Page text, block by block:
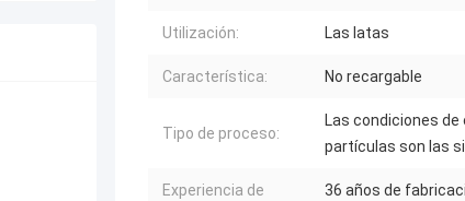
Utilización: Las latas
Característica: No recargable
Tipo de proceso:
Las condiciones de
partículas son las
Experiencia de
36 años de